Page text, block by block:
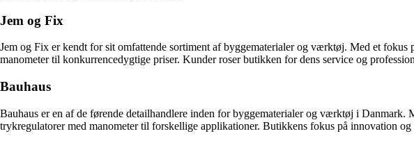
Jem og Fix
Jem og Fix er kendt for sit omfattende sortiment af byggematerialer og værktøj. Med et
manometer til konkurrencedygtige priser. Kunder roser butikken for dens service og
Bauhaus
Bauhaus er en af de førende detailhandlere inden for byggematerialer og værktøj i
trykregulatorer med manometer til forskellige applikationer. Butikkens fokus på innovation